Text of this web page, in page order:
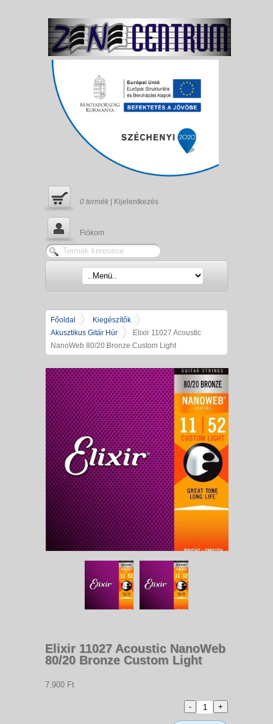
0 termék Kijelentkezés
Fiókom
Főoldal
Kiegészítők
Akusztikus Gitár Húr
Elixir 11027 Acoustic
NanoWeb 80/20 Bronze Custom Light
Elixir 11027 Acoustic NanoWeb
80/20 Bronze Custom Light
7.900 Ft